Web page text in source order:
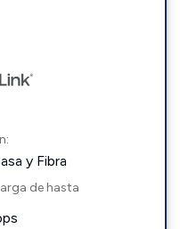
y Fibra
de hasta